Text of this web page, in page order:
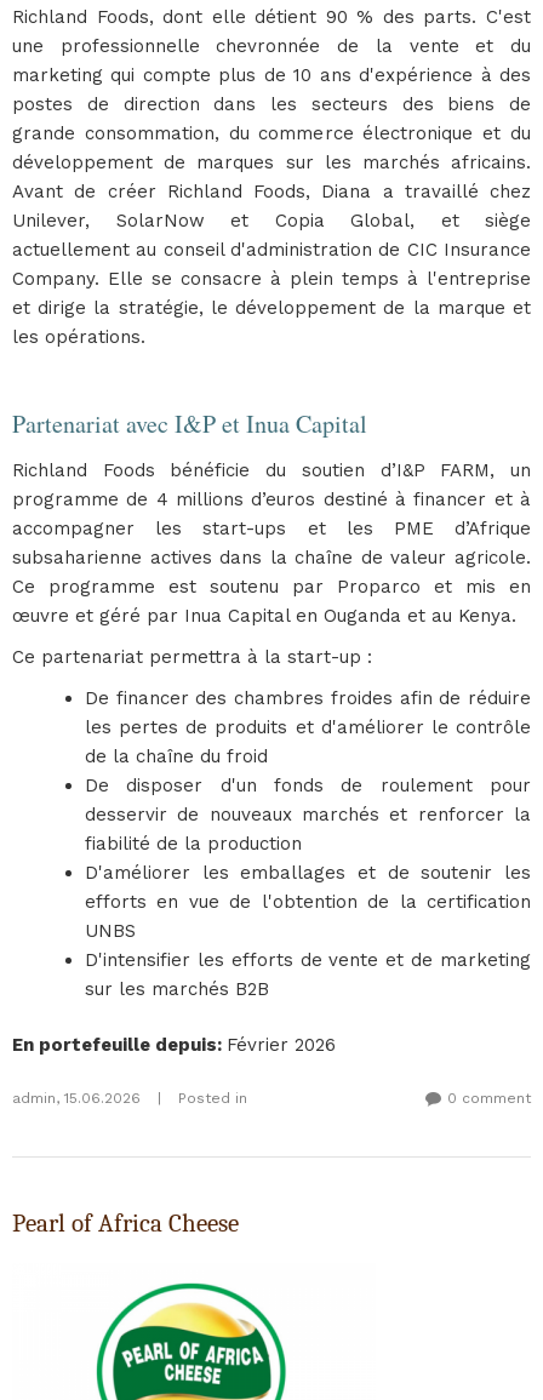
Richland Foods, dont elle détient 90 % des parts. C'est
une professionnelle chevronnée de la vente et du
marketing qui compte plus de 10 ans d'expérience à des
postes de direction dans les secteurs des biens de
grande consommation, du commerce électronique et du
développement de marques sur les marchés africains.
Avant de créer Richland Foods, Diana a travaillé chez
Unilever, SolarNow et Copia Global, et siège
actuellement au conseil d'administration de CIC Insurance
Company. Elle se consacre à plein temps à l'entreprise
et dirige la stratégie, le développement de la marque et
les opérations.
Partenariat avec I&P et Inua Capital
Richland Foods bénéficie du soutien d’I&P FARM, un
programme de 4 millions d’euros destiné à financer et à
accompagner les start-ups et les PME d’Afrique
subsaharienne actives dans la chaîne de valeur agricole.
Ce programme est soutenu par Proparco et mis en
œuvre et géré par Inua Capital en Ouganda et au Kenya.
Ce partenariat permettra à la start-up :
De financer des chambres froides afin de réduire
les pertes de produits et d'améliorer le contrôle
de la chaîne du froid
De disposer d'un fonds de roulement pour
desservir de nouveaux marchés et renforcer la
fiabilité de la production
D'améliorer les emballages et de soutenir les
efforts en vue de l'obtention de la certification
UNBS
D'intensifier les efforts de vente et de marketing
sur les marchés B2B
En portefeuille depuis: Février 2026
admin, 15.06.2026 Posted in 0 comment
Pearl of Africa Cheese